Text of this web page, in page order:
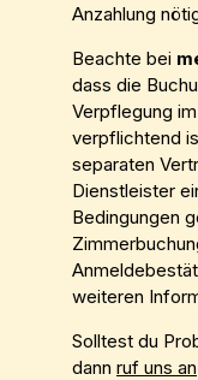
Anzahlung
Beachte bei
dass die
Verpflegung
verpflichtend
separaten
Dienstleister
Bedingungen
weiteren
Solltest du
dann ruf uns an